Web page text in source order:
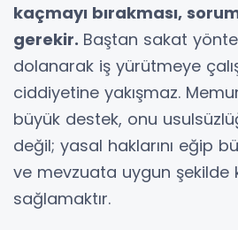
kaçmayı bırakması,
gerekir. Baştan sakat
dolanarak iş yürütmeye
ciddiyetine yakışmaz.
büyük destek, onu
değil; yasal haklarını eğip
ve mevzuata uygun şekilde
sağlamaktır.